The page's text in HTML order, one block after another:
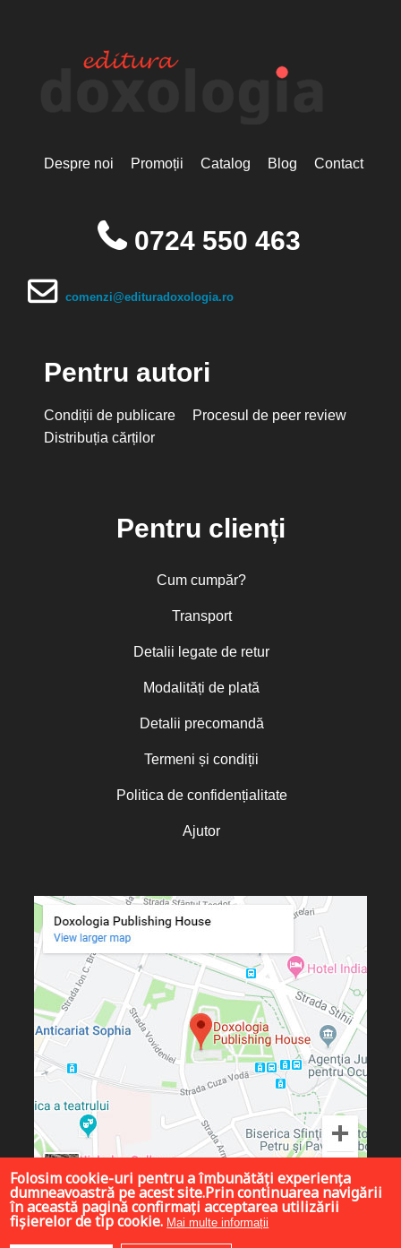
Despre noi Promoții Catalog Blog Contact
0724 550 463
comenzi@edituradoxologia.ro
Pentru autori
Condiții de publicare
Procesul de peer review
Distribuția cărților
Pentru clienți
Cum cumpăr?
Transport
Detalii legate de retur
Modalități de plată
Detalii precomandă
Termeni și condiții
Politica de confidențialitate
Ajutor
Folosim cookie-uri pentru a îmbunătăți experiența
dumneavoastră pe acest site.Prin continuarea navigării
în această pagină confirmați acceptarea utilizării
fișierelor de tip cookie. Mai multe informații